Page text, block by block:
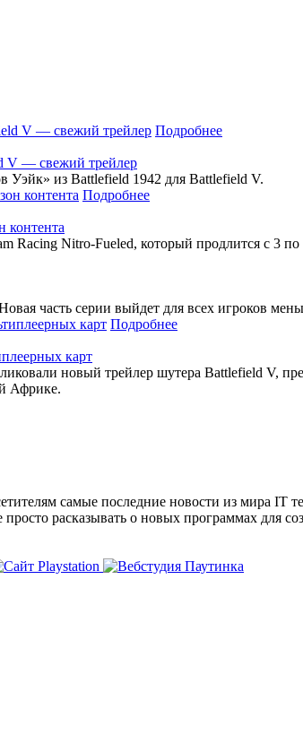
Подробнее
V — свежий трейлер
Уэйк» из Battlefield 1942 для Battlefield V.
Подробнее
контента
Racing Nitro-Fueled, который продлится с 3
часть серии выйдет для всех игроков
Подробнее
карт
новый трейлер шутера Battlefield V,
Африке.
самые последние новости из мира
расказывать о новых программах